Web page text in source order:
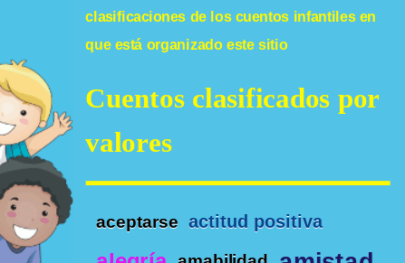
clasificaciones de los cuentos infantilesen
que está organizado este sitio
Cuentos clasificados por
valores
aceptarse actitud positiva